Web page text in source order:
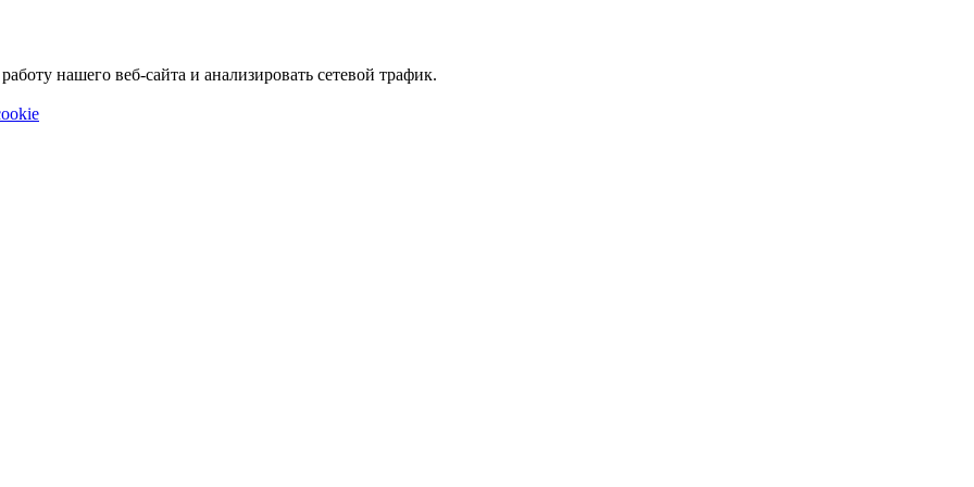
нашего веб-сайта и анализировать сетевой трафик.